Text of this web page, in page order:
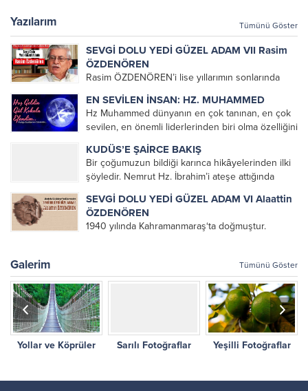
Yazılarım Tümünü Göster
SEVGİ DOLU YEDİ GÜZEL ADAM VII Rasim
ÖZDENÖREN
Rasim ÖZDENÖREN’i lise yıllarımın sonlarında
kitabını okuyarak tanımıştım. Çok hoşuma giden
bu denemeleri altlarını çizerek defalarca
okuduğum bir kitap olmuştu. Üniversite yıllarımda
da kendisini okumaya devam...
EN SEVİLEN İNSAN: HZ. MUHAMMED
Hz Muhammed dünyanın en çok tanınan, en çok
sevilen, en önemli liderlerinden biri olma özelliğini
100 veya orijinal ismiyle The 100: A Ranking of
the Most...
KUDÜS’E ŞAİRCE BAKIŞ
Bir çoğumuzun bildiği karınca hikâyelerinden ilki
şöyledir. Nemrut Hz. İbrahim’i ateşe attığında
gider. Karıncayı görenler bir damla suyla ateş mi
söner diye dalga...
SEVGİ DOLU YEDİ GÜZEL ADAM VI Alaattin
ÖZDENÖREN
1940 yılında Kahramanmaraş‘ta doğmuştur.
öğrenimini Malatya, Tunceli ve İstanbul gibi ayrı
şehirlerde tamamlamıştır. 1966 yılında İstanbul
Üniversitesi Felsefe Bölümünü bitirip çeşitli
şehirlerde öğretmen olarak...
Galerim Tümünü Göster
Yollar ve Köprüler Sarılı Fotoğraflar Yeşilli Fotoğraflar